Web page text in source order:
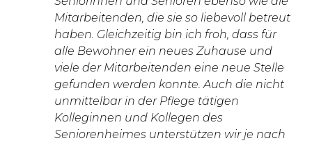
Mitarbeitenden, die sie so liebevoll betreut
haben. Gleichzeitig bin ich froh, dass für
alle Bewohner ein neues Zuhause und
viele der Mitarbeitenden eine neue Stelle
gefunden werden konnte. Auch die nicht
unmittelbar in der Pflege tätigen
Kolleginnen und Kollegen des
Seniorenheimes unterstützen wir je nach